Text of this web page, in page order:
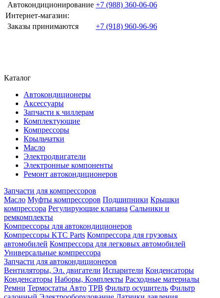
Автокондиционирование +7 (988) 360-06-06
Интернет-магазин:
Заказы принимаются
+7 (918) 960-96-96
Каталог
Автокондиционеры
Аксессуары
Запчасти к чиллерам
Комплектующие
Компрессоры
Крыльчатки
Масло
Электродвигатели
Электронные компоненты
Ремонт автокондиционеров
Запчасти для компрессоров
Масло Муфты компрессоров Подшипники Крышки
компрессора Регулирующие клапана Сальники и
ремкомплекты
Компрессоры для автокондиционеров
Компрессоры KTC Parts Компрессора для грузовых
автомобилей Компрессора для легковых автомобилей
Универсальные компрессора
Запчасти для автокондиционеров
Вентиляторы, Эл. двигатели Испарители Конденсаторы
Конденсаторы Наборы, Комплекты Расходные материалы
Ремни Термостаты Авто ТРВ Фильтр осушитель Фильтр